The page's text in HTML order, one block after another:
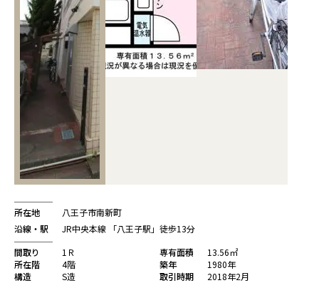
所在地
八王子市南新町
沿線・駅
JR中央本線 「八王子駅」徒歩13分
間取り
1Ｒ 専有面積
13.56㎡
所在階
4階 築年
1980年
構造
S造 取引時期 2018年2月